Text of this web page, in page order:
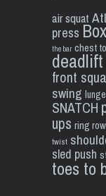
air squat
press
the bar chest
deadlift
front
swing
SNATCH
ups ring row
twist
sled push
toes to